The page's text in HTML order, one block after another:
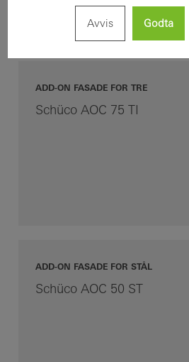
ADD-ON FASADE FOR TRE
Schüco AOC 75 TI
ADD-ON FASADE FOR STÅL
Schüco AOC 50 ST
Avvis Godta